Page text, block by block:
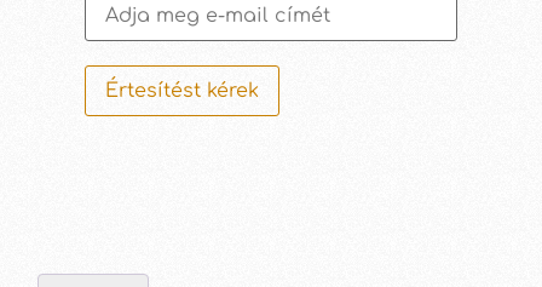
Értesítést kérek